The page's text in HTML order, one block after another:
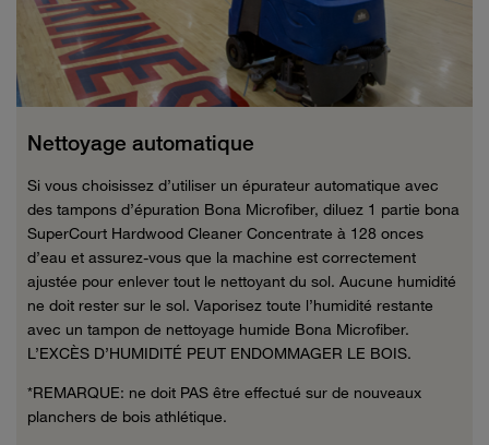
Nettoyage automatique
Si vous choisissez d’utiliser un épurateur automatique avec
des tampons d’épuration Bona Microfiber, diluez 1 partie bona
SuperCourt Hardwood Cleaner Concentrate à 128 onces
d’eau et assurez-vous que la machine est correctement
ajustée pour enlever tout le nettoyant du sol. Aucune humidité
ne doit rester sur le sol. Vaporisez toute l’humidité restante
avec un tampon de nettoyage humide Bona Microfiber.
L’EXCÈS D’HUMIDITÉ PEUT ENDOMMAGER LE BOIS.
*REMARQUE: ne doit PAS être effectué sur de nouveaux
planchers de bois athlétique.